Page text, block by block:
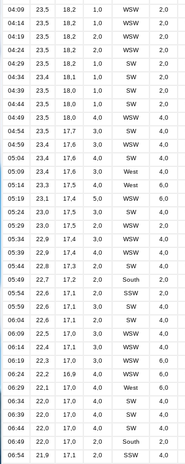
04:09
23,5 18,2 1,0 WSW 2,0
04:14
23,5 18,2 1,0 WSW 2,0
04:19
23,5 18,2 2,0 WSW 2,0
04:24
23,5 18,2 2,0 WSW 2,0
04:29
23,5 18,2 1,0 SW 2,0
04:34
23,4 18,1 1,0 SW 2,0
04:39
23,5 18,0 1,0 SW 2,0
04:44
23,5 18,0 1,0 SW 2,0
04:49
23,5 18,0 4,0 WSW 4,0
04:54
23,5 17,7 3,0 SW 4,0
04:59
23,4 17,6 3,0 WSW 4,0
05:04
23,4 17,6 4,0 SW 4,0
05:09
23,4 17,6 3,0 West 4,0
05:14
23,3 17,5 4,0 West 6,0
05:19
23,1 17,4 5,0 WSW 6,0
05:24
23,0 17,5 3,0 SW 4,0
05:29
23,0 17,5 2,0 WSW 2,0
05:34
22,9 17,4 3,0 WSW 4,0
05:39
22,9 17,4 4,0 WSW 4,0
05:44
22,8 17,3 2,0 SW 4,0
05:49
22,7 17,2 2,0 South 2,0
05:54
22,6 17,1 2,0 SSW 2,0
05:59
22,6 17,1 3,0 SW 4,0
06:04
22,6 17,1 2,0 SW 4,0
06:09
22,5 17,0 3,0 WSW 4,0
06:14
22,4 17,1 3,0 WSW 4,0
06:19
22,3 17,0 3,0 WSW 6,0
06:24
22,2 16,9 4,0 WSW 6,0
06:29
22,1 17,0 4,0 West 6,0
06:34
22,0 17,0 4,0 SW 4,0
06:39
22,0 17,0 4,0 SW 4,0
06:44
22,0 17,0 4,0 SW 4,0
06:49
22,0 17,0 2,0 South 2,0
06:54
21,9 17,1 2,0 SSW 4,0